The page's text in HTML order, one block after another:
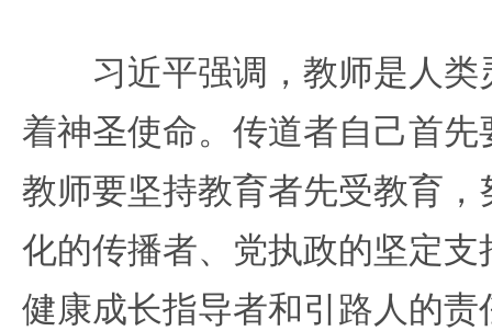
习近平强调，教师是人类
着神圣使命。传道者自己首
教师要坚持教育者先受教育
化的传播者、党执政的坚定
健康成长指导者和引路人的